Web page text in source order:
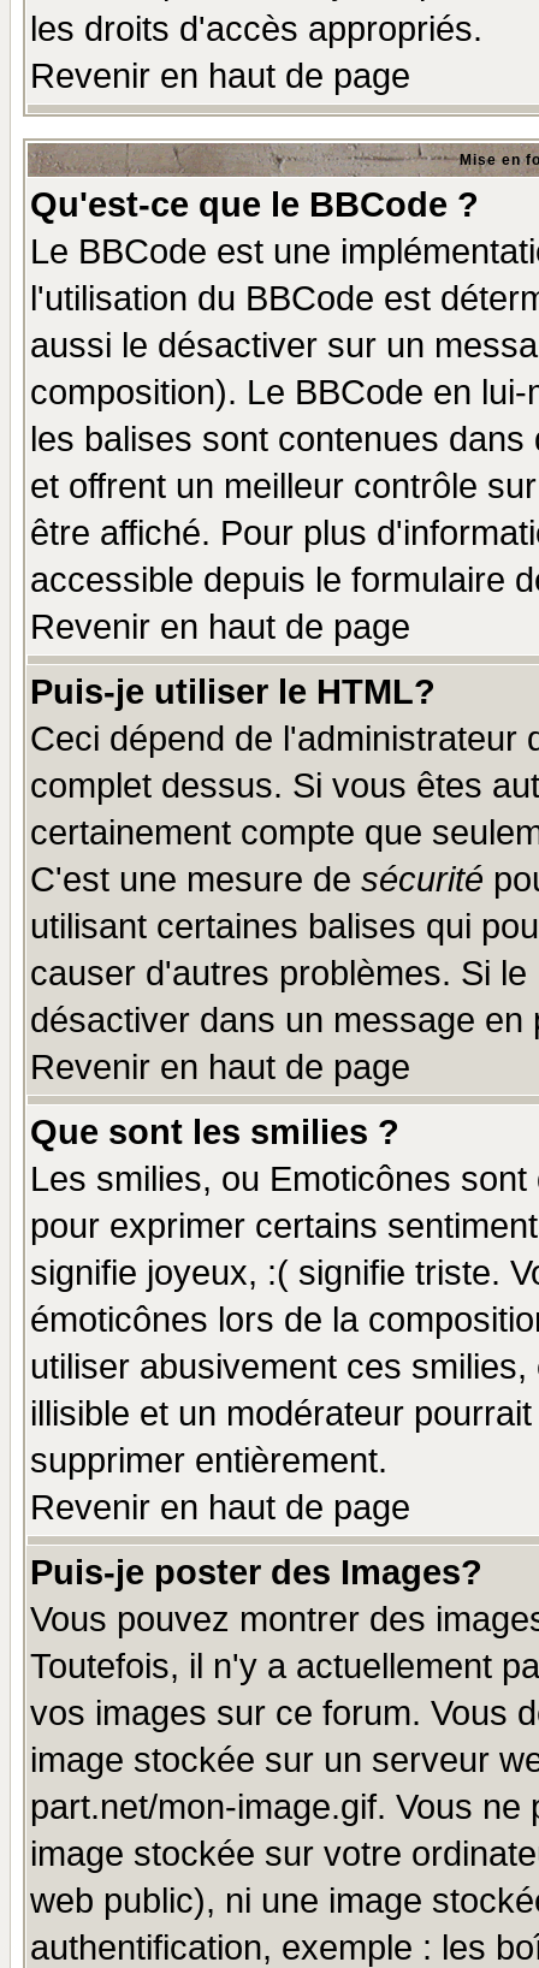
les droits d'accès appropriés.
Revenir en haut de page
Mise en
Qu'est-ce que le BBCode ?
Le BBCode est une
l'utilisation du BBCode est
aussi le désactiver sur un
composition). Le BBCode en
les balises sont contenues
et offrent un meilleur contrôle
être affiché. Pour plus
accessible depuis le formulaire
Revenir en haut de page
Puis-je utiliser le HTML?
Ceci dépend de l'administrateur
complet dessus. Si vous êtes
certainement compte que
C'est une mesure de sécurité
utilisant certaines balises qui
causer d'autres problèmes. Si
désactiver dans un message
Revenir en haut de page
Que sont les smilies ?
Les smilies, ou Emoticônes
pour exprimer certains
signifie joyeux, :( signifie triste.
émoticônes lors de la
utiliser abusivement ces
illisible et un modérateur
supprimer entièrement.
Revenir en haut de page
Puis-je poster des Images?
Vous pouvez montrer des
Toutefois, il n'y a actuellement
vos images sur ce forum. Vous
image stockée sur un serveur
part.net/mon-image.gif. Vous
image stockée sur votre
web public), ni une image
authentification, exemple : les